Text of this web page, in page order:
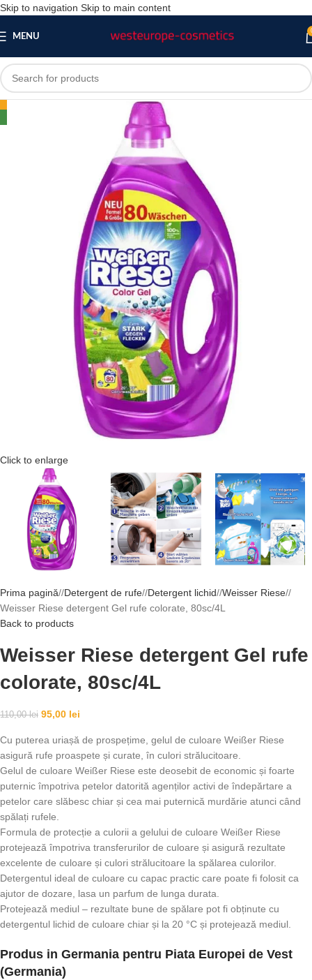
Skip to navigation Skip to main content
MENU
-14%
Click to enlarge
Prima pagină/ Detergent de rufe/ Detergent lichid/ Weisser Riese/
Weisser Riese detergent Gel rufe colorate, 80sc/4L
Back to products
Weisser Riese detergent Gel rufe
colorate, 80sc/4L
110,00lei 95,00 lei
Cu puterea uriașă de prospețime, gelul de culoare Weißer Riese
asigură rufe proaspete și curate, în culori strălucitoare.
Gelul de culoare Weißer Riese este deosebit de economic și foarte
puternic împotriva petelor datorită agenților activi de îndepărtare a
petelor care slăbesc chiar și cea mai puternică murdărie atunci când
spălați rufele.
Formula de protecție a culorii a gelului de culoare Weißer Riese
protejează împotriva transferurilor de culoare și asigură rezultate
excelente de culoare și culori strălucitoare la spălarea culorilor.
Detergentul ideal de culoare cu capac practic care poate fi folosit ca
ajutor de dozare, lasa un parfum de lunga durata.
Protejează mediul – rezultate bune de spălare pot fi obținute cu
detergentul lichid de culoare chiar și la 20 °C și protejează mediul.
Produs in Germania pentru Piata Europei de Vest
(Germania)